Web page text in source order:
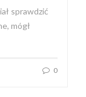
sprawdzić
mógł
0